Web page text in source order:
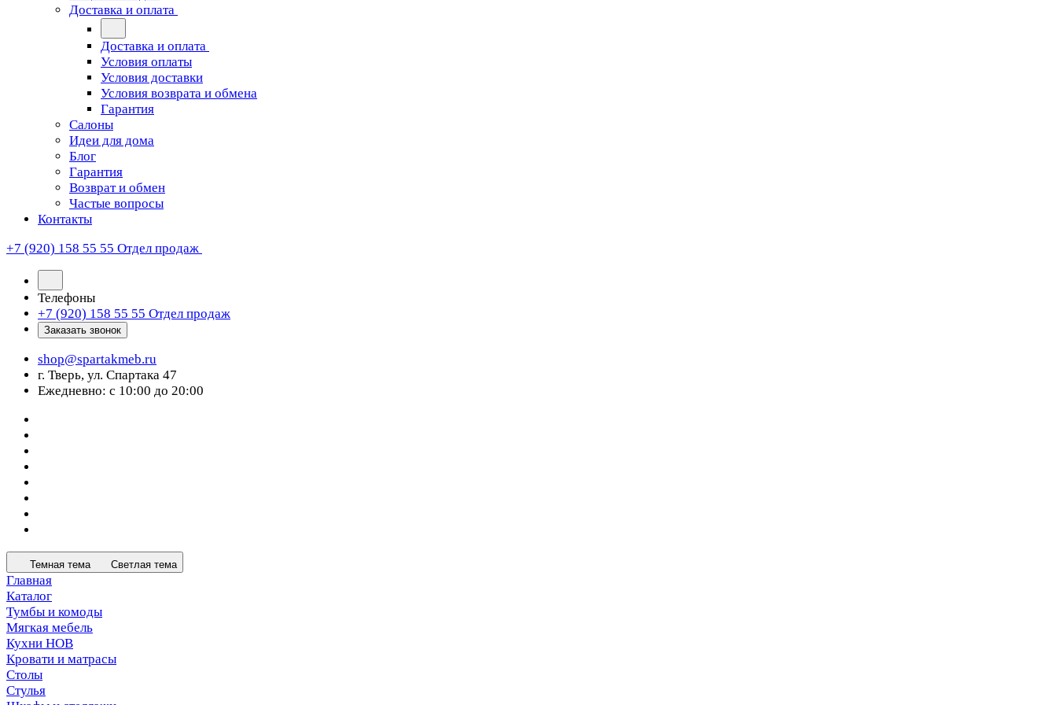
Доставка и оплата
Доставка и оплата
Условия оплаты
Условия доставки
Условия возврата и обмена
Гарантия
Салоны
Идеи для дома
Блог
Гарантия
Возврат и обмен
Частые вопросы
Контакты
+7 (920) 158 55 55 Отдел продаж
Телефоны
+7 (920) 158 55 55 Отдел продаж
Заказать звонок
shop@spartakmeb.ru
г. Тверь, ул. Спартака 47
Ежедневно: с 10:00 до 20:00
Темная тема Светлая тема
Главная
Каталог
Тумбы и комоды
Мягкая мебель
Кухни НОВ
Кровати и матрасы
Столы
Стулья